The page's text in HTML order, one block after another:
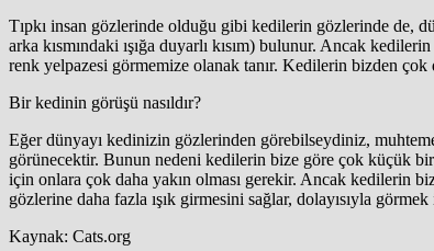
Tıpkı insan gözlerinde olduğu gibi kedilerin gözlerinde de,
arka kısmındaki ışığa duyarlı kısım) bulunur. Ancak
renk yelpazesi görmemize olanak tanır. Kedilerin bizden
Bir kedinin görüşü nasıldır?
Eğer dünyayı kedinizin gözlerinden görebilseydiniz,
görünecektir. Bunun nedeni kedilerin bize göre çok küçük
için onlara çok daha yakın olması gerekir. Ancak kedilerin
gözlerine daha fazla ışık girmesini sağlar, dolayısıyla
Kaynak: Cats.org